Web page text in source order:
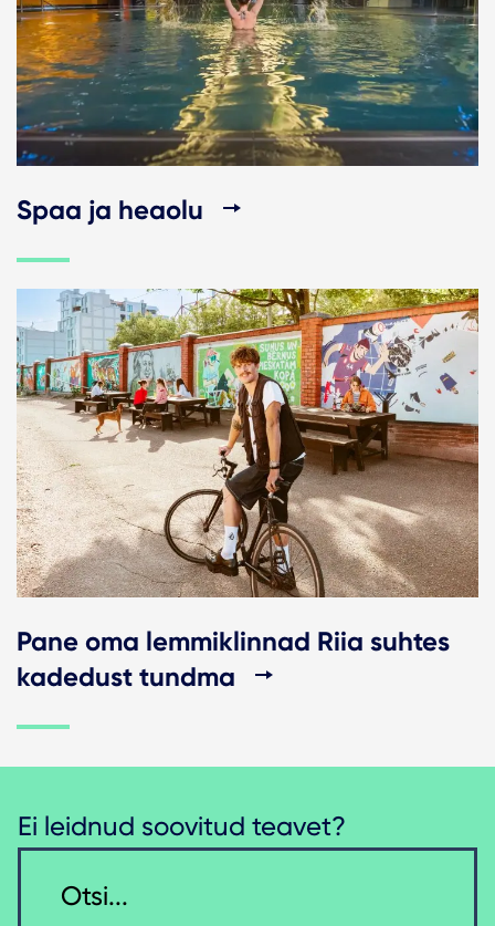
Spaa ja heaolu
Pane oma lemmiklinnad Riia suhtes
kadedust tundma
Ei leidnud soovitud teavet?